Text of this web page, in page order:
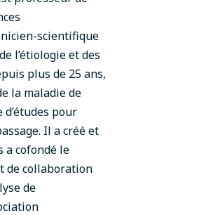
scientifique
l’étiologie et des
plus de 25 ans,
la maladie de
pour
Il a créé et
a cofondé le
de collaboration
de